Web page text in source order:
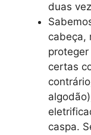
duas
cabeça,
certas
caspa.